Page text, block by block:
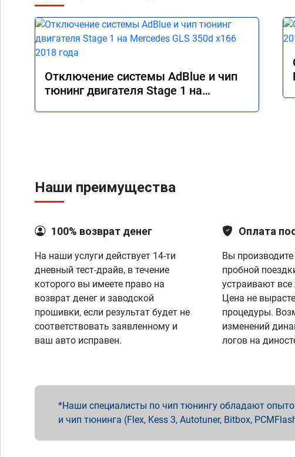
Отключение системы AdBlue и чип
тюнинг двигателя Stage 1 на
Наши преимущества
100% возврат денег
На наши услуги действует 14-ти
дневный тест-драйв, в течение
которого вы имеете право на
возврат денег и заводской
прошивки, если результат будет не
соответствовать заявленному и
ваш авто исправен.
Оплата
Вы
пробной
устраивают все
Цена не
процедуры.
изменений
логов на
Наши специалисты по чип тюнингу обладают
и чип тюнинга (Flex, Kess 3, Autotuner, Bitbox,